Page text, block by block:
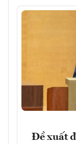
Đề xuất